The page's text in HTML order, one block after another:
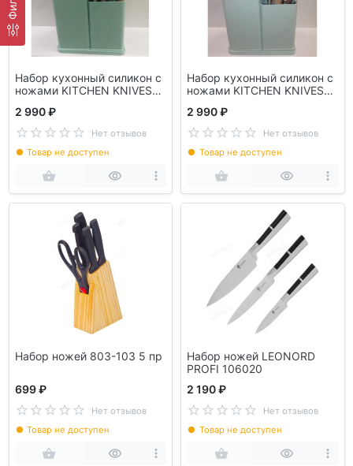
Набор кухонный силикон с
ножами KITCHEN KNIVES
2 990 ₽
Нет отзывов
Товар не доступен
Набор кухонный силикон с
ножами KITCHEN KNIVES
2 990 ₽
Нет отзывов
Товар не доступен
Набор ножей 803-103 5 пр
699 ₽
Нет отзывов
Товар не доступен
Набор ножей LEONORD
PROFI 106020
2 190 ₽
Нет отзывов
Товар не доступен